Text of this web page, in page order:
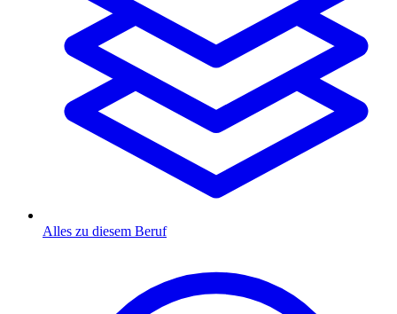
Alles zu diesem Beruf